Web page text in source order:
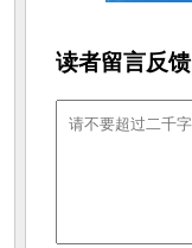
读者留言反